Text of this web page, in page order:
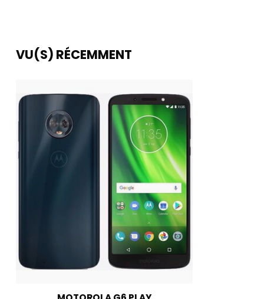
VU(S) RÉCEMMENT